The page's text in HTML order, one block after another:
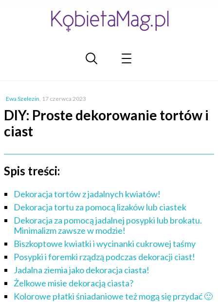
Ewa Szelezin, 17 czerwca 2023
DIY: Proste dekorowanie tortów i
ciast
Spis treści:
Dekoracja tortów z jadalnych kwiatów!
Dekoracja tortu za pomocą lizaków lub ciastek
Dekoracja za pomocą jadalnej posypki lub brokatu.
Minimalizm zawsze w modzie!
Biszkoptowe kwiatki i wycinanki cukrowej taśmy
Posypki i foremki rządzą podczas dekoracji ciast!
Jadalna ziemia jako dekoracja ciasta!
Żelkowe misie dekoracją ciasta?
Kolorowe płatki śniadaniowe też mogą się przydać 🙂